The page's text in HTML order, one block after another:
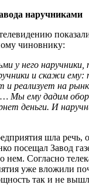
наручниками
чиновнику:
у него
и скажи ему:
и реализует на
Мы ему дадим
деньги. И
шла речь,
посещал Завод
нем. Согласно
уже вложили
так и не